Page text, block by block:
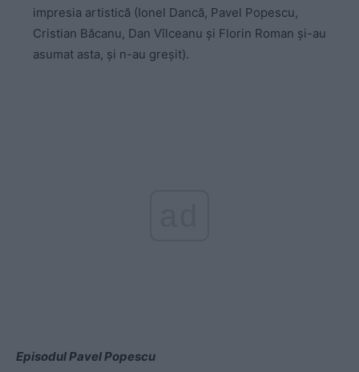
impresia artistică (Ionel Dancă, Pavel Popescu,
Cristian Băcanu, Dan Vîlceanu și Florin Roman și-au
asumat asta, și n-au greșit).
Episodul Pavel Popescu